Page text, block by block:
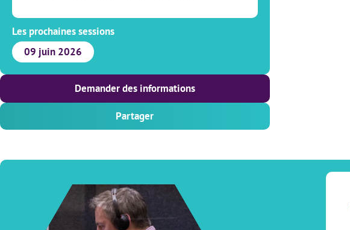
Les prochaines sessions
09 juin 2026
Demander des informations
Partager